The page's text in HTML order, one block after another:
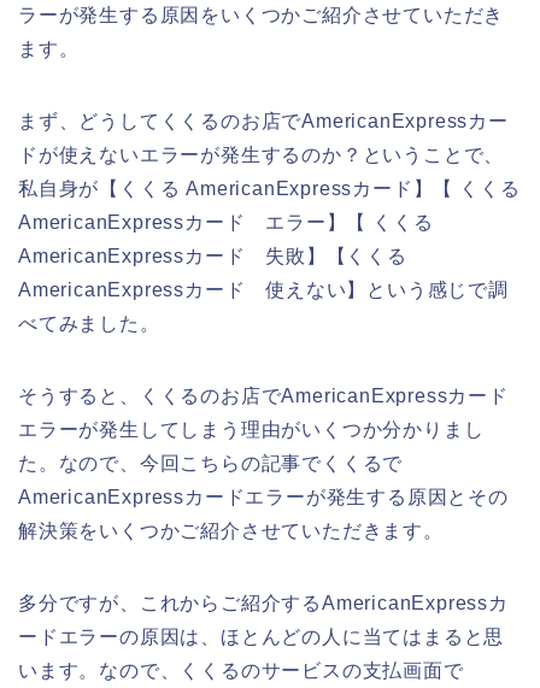
ラーが発生する原因をいくつかご紹介させていただき
ます。
まず、どうしてくくるのお店でAmericanExpressカー
ドが使えないエラーが発生するのか？ということで、
私自身が【くくる AmericanExpressカード】【 くくる
AmericanExpressカード エラー】【 くくる
AmericanExpressカード 失敗】【くくる
AmericanExpressカード 使えない】という感じで調
べてみました。
そうすると、くくるのお店でAmericanExpressカード
エラーが発生してしまう理由がいくつか分かりまし
た。なので、今回こちらの記事でくくるで
AmericanExpressカードエラーが発生する原因とその
解決策をいくつかご紹介させていただきます。
多分ですが、これからご紹介するAmericanExpressカ
ードエラーの原因は、ほとんどの人に当てはまると思
います。なので、くくるのサービスの支払画面で